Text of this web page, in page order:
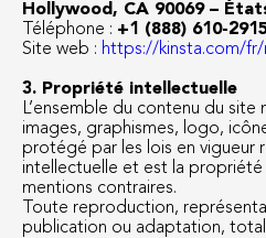
Hollywood, CA 90069 –
Téléphone : +1 (888) 610-
Site web : https://kinsta.com/
3. Propriété intellectuelle
L’ensemble du contenu du
images, graphismes, logo,
protégé par les lois en vigueur
intellectuelle et est la propriété
mentions contraires.
Toute reproduction,
publication ou adaptation,